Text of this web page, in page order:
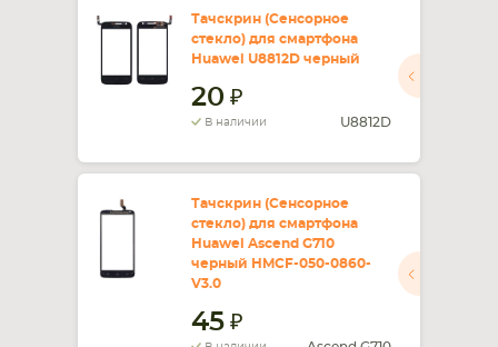
Тачскрин (Сенсорное
стекло) для смартфона
Huawei U8812D черный
20
В наличии U8812D
Тачскрин (Сенсорное
стекло) для смартфона
Huawei Ascend G710
черный HMCF-050-0860-
V3.0
45